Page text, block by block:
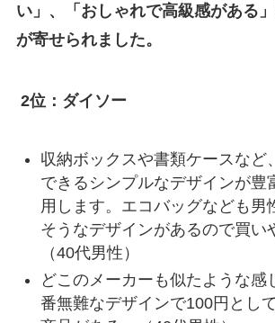
い」、「おしゃれで高級感がある
が寄せられました。
2位：ダイソー
収納ボックスや書類ケースなど
できるシンプルなデザインが豊
用します。エコバッグなども男
そうなデザインがあるので買い
（40代男性）
どこのメーカーも似たような感
番無難なデザインで100円とし